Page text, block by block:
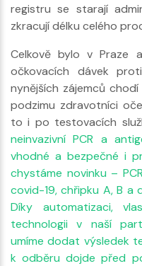
registru se starají
zkracují délku celého
Celkově bylo v Praze
očkovacích dávek
nynějších zájemců
podzimu zdravotníci
to i po testovacích
neinvazivní PCR a
vhodné a bezpečné i
chystáme novinku –
covid-19, chřipku A, B a
Díky automatizaci,
technologii v naší
umíme dodat výsledek
k odběru dojde před